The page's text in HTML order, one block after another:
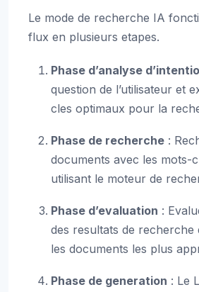
Le mode de recherche IA
flux en plusieurs etapes.
Phase d’analyse
question de l’utilisateur et
cles optimaux pour la
Phase de recherche :
documents avec les mots-
utilisant le moteur de
Phase d’evaluation :
des resultats de recherche
les documents les plus
Phase de generation : Le